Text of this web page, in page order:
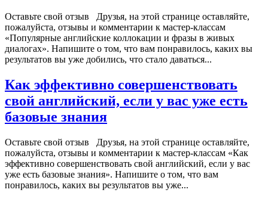
Оставьте свой отзыв Друзья, на этой странице оставляйте,
пожалуйста, отзывы и комментарии к мастер-классам
«Популярные английские коллокации и фразы в живых
диалогах». Напишите о том, что вам понравилось, каких вы
результатов вы уже добились, что стало даваться...
Как эффективно совершенствовать
свой английский, если у вас уже есть
базовые знания
Оставьте свой отзыв Друзья, на этой странице оставляйте,
пожалуйста, отзывы и комментарии к мастер-классам «Как
эффективно совершенствовать свой английский, если у вас
уже есть базовые знания». Напишите о том, что вам
понравилось, каких вы результатов вы уже...